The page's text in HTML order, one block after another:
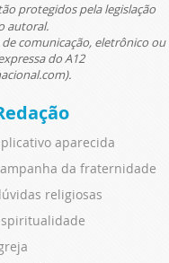
protegidos pela legislação
autoral.
comunicação, eletrônico ou
do A12
aparecida
da fraternidade
religiosas